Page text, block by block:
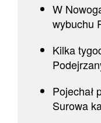
W
wybuchu
Kilka
Pojechał
Surowa